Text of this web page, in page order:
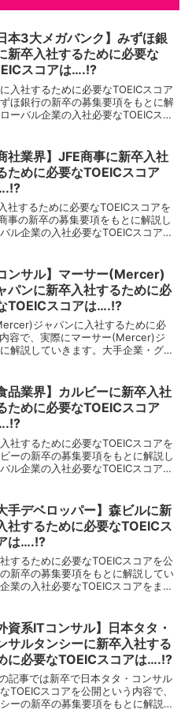
日本3大メガバンク】みずほ銀
新卒入社するために必要な
スコアは….!?
入社するために必要なTOEICスコア
ほ銀行の新卒の募集要項をもとに解
ーバル企業の入社必要なTOEICスコ
社業界】JFE商事に新卒入社
ために必要なTOEICスコア
社するために必要なTOEICスコアを
事の新卒の募集要項をもとに解説し
ル企業の入社必要なTOEICスコアを
コンサル】マーサー(Mercer)
パンに新卒入社するために必
TOEICスコアは….!?
ジャパンに入社するために必
容で、実際にマーサー(Mercer)ジ
解説していきます。大手企業・グロ
品業界】カルビーに新卒入社
ために必要なTOEICスコア
社するために必要なTOEICスコアを
ーの新卒の募集要項をもとに解説し
ル企業の入社必要なTOEICスコアを
手デベロッパー】森ビルに新
社するために必要なTOEICス
は….!?
するために必要なTOEICスコアを公
新卒の募集要項をもとに解説してい
業の入社必要なTOEICスコアをまと
資系ITコンサル】日本タタ・
サルタンシーに新卒入社する
に必要なTOEICスコアは….!?
記事では新卒で日本タタ・コンサル
TOEICスコアを公開という内容で、
ーの新卒の募集要項をもとに解説し